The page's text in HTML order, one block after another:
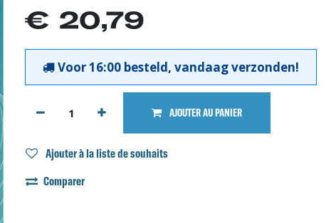
€ 20,79
Voor 16:00 besteld, vandaag verzonden!
AJOUTER AU PANIER
Ajouter à la liste de souhaits
Comparer